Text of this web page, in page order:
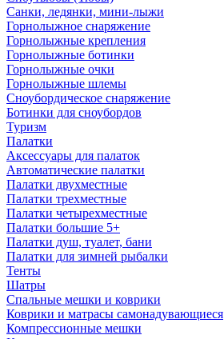
Санки, ледянки, мини-лыжи
Горнолыжное снаряжение
Горнолыжные крепления
Горнолыжные ботинки
Горнолыжные очки
Горнолыжные шлемы
Сноубордическое снаряжение
Ботинки для сноубордов
Туризм
Палатки
Аксессуары для палаток
Автоматические палатки
Палатки двухместные
Палатки трехместные
Палатки четырехместные
Палатки большие 5+
Палатки душ, туалет, бани
Палатки для зимней рыбалки
Тенты
Шатры
Спальные мешки и коврики
Коврики и матрасы самонадувающиеся
Компрессионные мешки